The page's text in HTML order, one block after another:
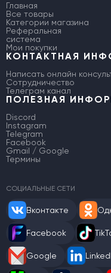
Главная
Все товары
Категории магазина
Реферальная
система
Мои покупки
КОНТАКТНАЯ
Написать онлайн
Сотрудничество
Телеграм канал
ПОЛЕЗНАЯ
Discord
Instagram
Telegram
Facebook
Gmail / Google
Термины
СОЦИАЛЬНЫЕ СЕТИ
Вконтакте
Facebook
Google